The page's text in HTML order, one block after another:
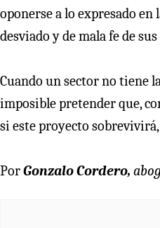
oponerse a lo expresado en
desviado y de mala fe de
Cuando un sector no tiene
imposible pretender que,
si este proyecto
PorGonzalo Cordero,